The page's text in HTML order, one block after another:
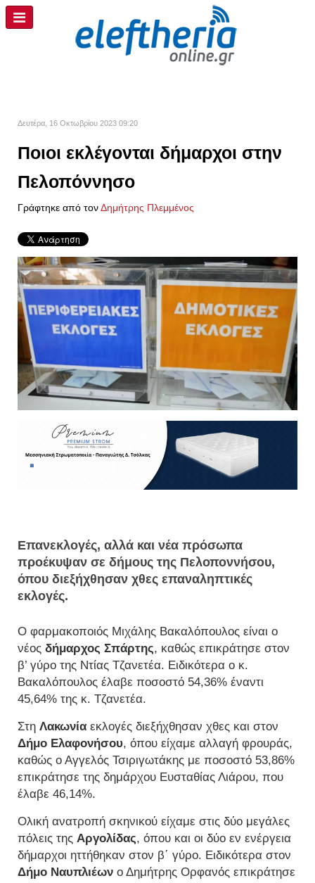
Δευτέρα, 16 Οκτωβρίου 2023 09:20
Ποιοι εκλέγονται δήμαρχοι στην
Πελοπόννησο
Γράφτηκε από τονΔημήτρης Πλεμμένος
Επανεκλογές, αλλά και νέα πρόσωπα
προέκυψαν σε δήμους της Πελοποννήσου,
όπου διεξήχθησαν χθες επαναληπτικές
εκλογές.
Ο φαρμακοποιός Μιχάλης Βακαλόπουλος είναι ο
νέος δήμαρχος Σπάρτης, καθώς επικράτησε στον
β’ γύρο της Ντίας Τζανετέα. Ειδικότερα ο κ.
Βακαλόπουλος έλαβε ποσοστό 54,36% έναντι
45,64% της κ. Τζανετέα.
Στη Λακωνία εκλογές διεξήχθησαν χθες και στον
Δήμο Ελαφονήσου, όπου είχαμε αλλαγή φρουράς,
καθώς ο Αγγελός Τσιριγωτάκης με ποσοστό 53,86%
επικράτησε της δημάρχου Ευσταθίας Λιάρου, που
έλαβε 46,14%.
Ολική ανατροπή σκηνικού είχαμε στις δύο μεγάλες
πόλεις της Αργολίδας, όπου και οι δύο εν ενέργεια
δήμαρχοι ηττήθηκαν στον β΄ γύρο. Ειδικότερα στον
Δήμο Ναυπλιέων ο Δημήτρης Ορφανός επικράτησε